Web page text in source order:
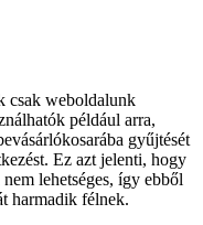
csak weboldalunk
például arra,
gyűjtését
Ez azt jelenti, hogy
lehetséges, így ebből
harmadik félnek.